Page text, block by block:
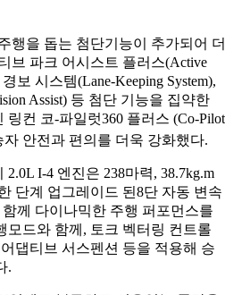
행을 돕는 첨단기능이 추가되어 더
브 파크 어시스트 플러스(Active
보 시스템(Lane-Keeping System),
Assist) 등 첨단 기능을 집약한
컨 코-파일럿360 플러스 (Co-Pilot
안전과 편의를 더욱 강화했다.
I-4 엔진은 238마력, 38.7kg.m
단계 업그레이드 된8단 자동 변속
께 다이나믹한 주행 퍼포먼스를
모드와 함께, 토크 벡터링 컨트롤
어댑티브 서스펜션 등을 적용해 승
.